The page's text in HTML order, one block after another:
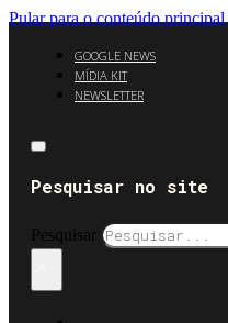
Pular para o conteúdo principal
GOOGLE NEWS
MÍDIA KIT
NEWSLETTER
Pesquisar no site
Pesquisar